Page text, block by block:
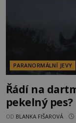
PARANORMÁLNÍ JEVY
Řádí na
pekelný pes?
OD BLANKA FIŠAROVÁ